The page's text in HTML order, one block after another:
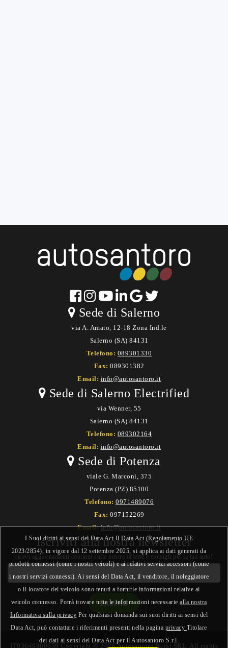
Sede di Salerno
via A. Amato, 12-18 Zona Ind.le
Salerno (SA) 84131
Telefono: 089301330
Fax: 089301382
Email: info@autosantoro.it
Sede di Salerno Electrified
via Wenner, 55
Salerno (SA) 84131
Telefono: 089302164
Email: info@autosantoro.it
Sede di Potenza
viale G. Marconi, 375
Potenza (PZ) 85100
Telefono: 0971489076
Fax: 097152269
Email:info@autosantoro.it
Iscriviti alla nostra newsletter
ricevi aggiornamenti continui sulle nostre offerte e consigli per la tua auto!
IT03649880659 Copyright © 2026 Autosantoro Point SRL. All rights
I Suoi diritti ai sensi del Data Act Il Data Act (Regolamento UE
2023/2854), in vigore dal 12 settembre 2025, si applica ai dati generati da
prodotti connessi (come i nostri veicoli) e ai relativi servizi accessori (come
i nostri servizi connessi). Ai sensi del Data Act, il venditore, il noleggiatore
o il locatore del veicolo sono tenuti a fornirle informazioni relative al
veicolo connesso. Potrà trovare tutte le informazioni necessarie alla nostra
Informativa sulla privacy Per qualsiasi domanda sui suoi diritti ai sensi del
Data Act, può contattare i riferimenti presenti nella pagina privacy Titolare
dei dati ai sensi del Data Act per il Autosantoro S.r.l.